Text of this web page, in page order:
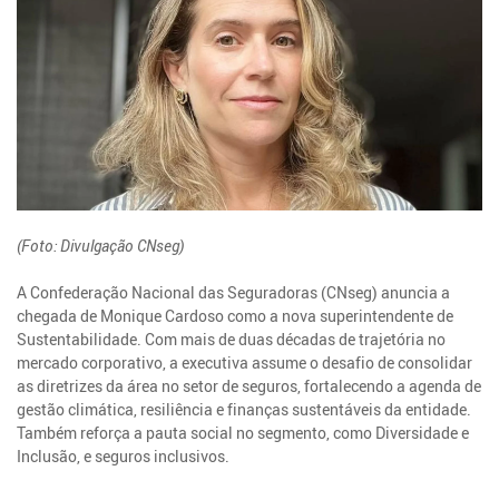
(Foto: Divulgação CNseg)
A Confederação Nacional das Seguradoras (CNseg) anuncia a
chegada de Monique Cardoso como a nova superintendente de
Sustentabilidade. Com mais de duas décadas de trajetória no
mercado corporativo, a executiva assume o desafio de consolidar
as diretrizes da área no setor de seguros, fortalecendo a agenda de
gestão climática, resiliência e finanças sustentáveis da entidade.
Também reforça a pauta social no segmento, como Diversidade e
Inclusão, e seguros inclusivos.